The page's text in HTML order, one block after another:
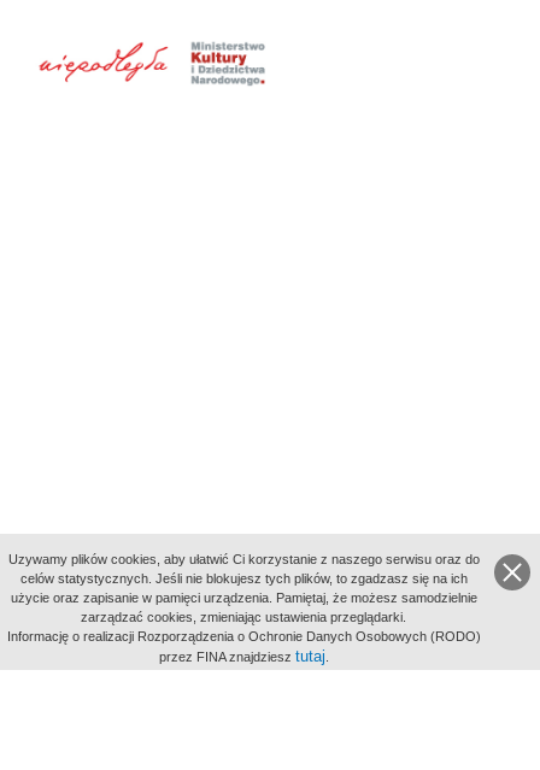
aktywności
Uzywamy plików cookies, aby ułatwić Ci korzystanie z naszego serwisu oraz do
celów statystycznych. Jeśli nie blokujesz tych plików, to zgadzasz się na ich
użycie oraz zapisanie w pamięci urządzenia. Pamiętaj, że możesz samodzielnie
zarządzać cookies, zmieniając ustawienia przeglądarki.
Informację o realizacji Rozporządzenia o Ochronie Danych Osobowych (RODO)
przez FINA znajdziesz tutaj